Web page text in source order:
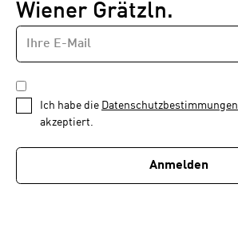
Wiener Grätzln.
Newsletter
1
von
E-
MAIL-
ADRESSE
DATENSCHUTZBESTIMMUNGEN
*
Ich habe die Datenschutzbestimmungen
akzeptiert.
Anmelden